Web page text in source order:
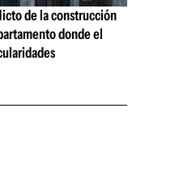
de la construcción
donde el